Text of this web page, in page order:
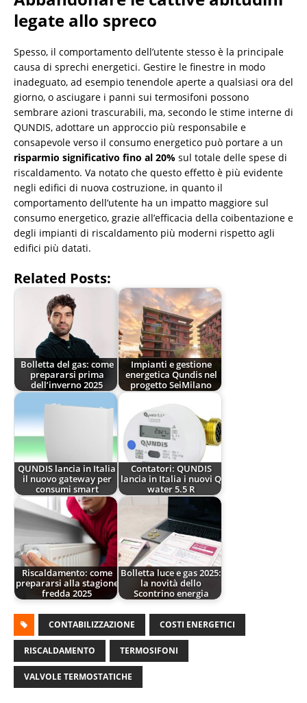
legate allo spreco
Spesso, il comportamento dell’utente stesso è la principale
causa di sprechi energetici. Gestire le finestre in modo
inadeguato, ad esempio tenendole aperte a qualsiasi ora del
giorno, o asciugare i panni sui termosifoni possono
sembrare azioni trascurabili, ma, secondo le stime interne di
QUNDIS, adottare un approccio più responsabile e
consapevole verso il consumo energetico può portare a un
risparmio significativo fino al 20% sul totale delle spese di
riscaldamento. Va notato che questo effetto è più evidente
negli edifici di nuova costruzione, in quanto il
comportamento dell’utente ha un impatto maggiore sul
consumo energetico, grazie all’efficacia della coibentazione e
degli impianti di riscaldamento più moderni rispetto agli
edifici più datati.
Related Posts:
Bolletta del gas: come
prepararsi prima
dell’inverno 2025
Impianti e gestione
energetica Qundis nel
progetto SeiMilano
QUNDIS lancia in Italia
il nuovo gateway per
consumi smart
Contatori: QUNDIS
lancia in Italia i nuovi Q
water 5.5 R
Riscaldamento: come
prepararsi alla stagione
fredda 2025
Bolletta luce e gas 2025:
la novità dello
Scontrino energia
CONTABILIZZAZIONE COSTI ENERGETICI
RISCALDAMENTO TERMOSIFONI
VALVOLE TERMOSTATICHE